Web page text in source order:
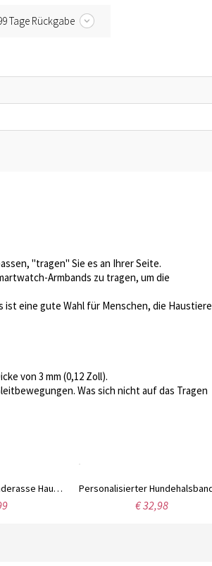
Tage Rückgabe
"tragen" Sie es an Ihrer Seite.
Armbands zu tragen, um die
ist eine gute Wahl für Menschen, die Haustiere
von 3 mm (0,12 Zoll).
Was sich nicht auf das Tragen
Personalisierte Hunderasse Haustier Avatar Apple Watch Band
€ 32,98